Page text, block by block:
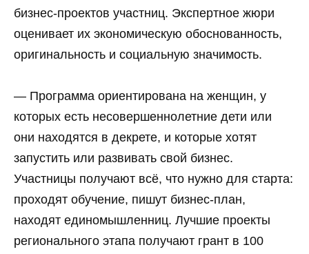
бизнес-проектов участниц. Экспертное жюри
оценивает их экономическую обоснованность,
оригинальность и социальную значимость.
— Программа ориентирована на женщин, у
которых есть несовершеннолетние дети или
они находятся в декрете, и которые хотят
запустить или развивать свой бизнес.
Участницы получают всё, что нужно для старта:
проходят обучение, пишут бизнес-план,
находят единомышленниц. Лучшие проекты
регионального этапа получают грант в 100